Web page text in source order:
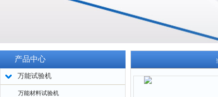
产品中心
万能试验机
万能材料试验机